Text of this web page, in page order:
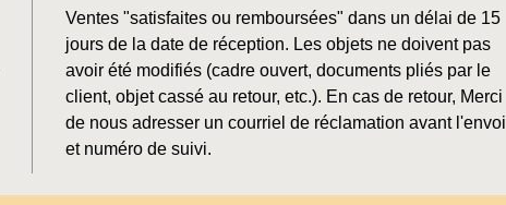
Ventes "satisfaites ou remboursées" dans un délai de 15
jours de la date de réception. Les objets ne doivent pas
avoir été modifiés (cadre ouvert, documents pliés par le
client, objet cassé au retour, etc.). En cas de retour, Merci
de nous adresser un courriel de réclamation avant l'envoi
et numéro de suivi.